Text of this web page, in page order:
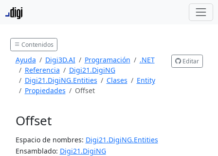
Contenidos
Ayuda Digi3D.AI Programación
.NET
Referencia
Digi21.DigiNG
Digi21.DigiNG.Entities
Clases
Entity
Propiedades
Offset
Editar
Offset
Espacio de nombres: Digi21.DigiNG.Entities
Ensamblado: Digi21.DigiNG